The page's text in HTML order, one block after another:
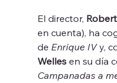
El director,
en cuenta), ha
de Enrique IV y,
Welles en su día
Campanadas a